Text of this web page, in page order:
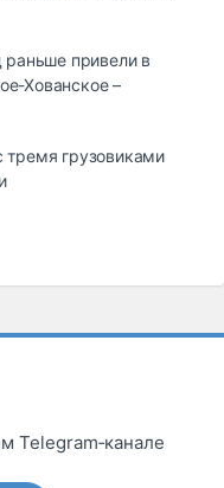
раньше привели в
Хованское –
грузовиками
Telegram‑канале